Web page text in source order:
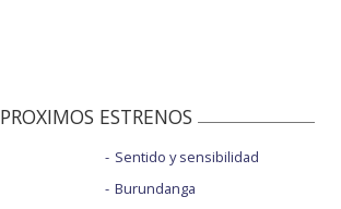
PROXIMOS ESTRENOS
Sentido y sensibilidad
Burundanga